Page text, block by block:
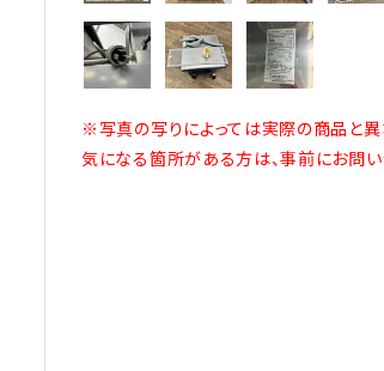
※写真の写りによっては実際の商品と異
気になる箇所がある方は、事前にお問い